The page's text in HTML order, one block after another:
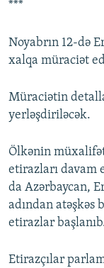
***
Noyabrın 12-də
xalqa müraciət
Müraciətin
yerləşdiriləcək.
Ölkənin
etirazları davam
da Azərbaycan,
adından atəşkəs
etirazlar
Etirazçılar